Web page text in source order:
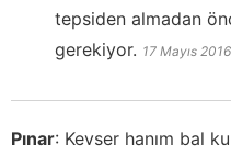
tepsiden almadan
gerekiyor. 17 Mayıs 2016
Pınar: Kevser hanım bal